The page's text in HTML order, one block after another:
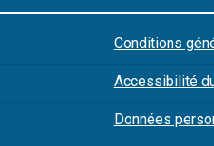
Conditions
Accessibilité
Données